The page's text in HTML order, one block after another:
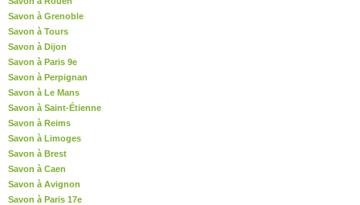
Savon à Grenoble
Savon à Tours
Savon à Dijon
Savon à Paris 9e
Savon à Perpignan
Savon à Le Mans
Savon à Saint-Étienne
Savon à Reims
Savon à Limoges
Savon à Brest
Savon à Caen
Savon à Avignon
Savon à Paris 17e